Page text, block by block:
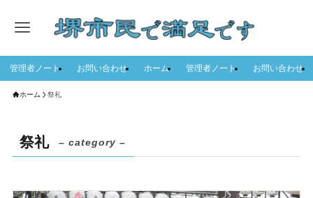
管理者ノート お問い合わせ ホーム 管理者ノート お問い合わせ
ホーム 祭礼
祭礼 – category –